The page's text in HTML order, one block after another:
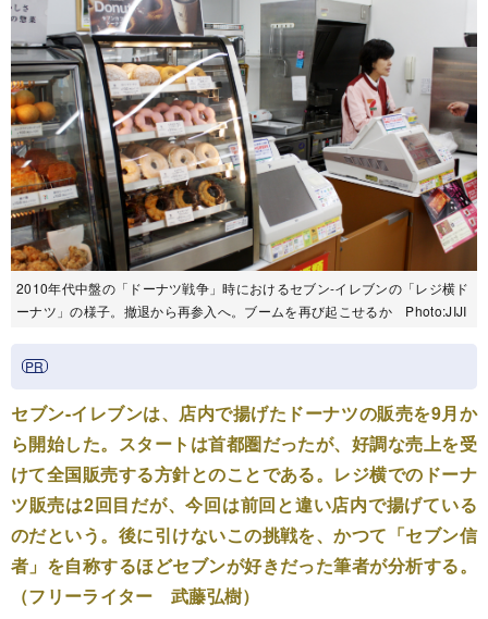
2010年代中盤の「ドーナツ戦争」時におけるセブン-イレブンの「レジ横ド
ーナツ」の様子。撤退から再参入へ。ブームを再び起こせるか Photo:JIJI
セブン-イレブンは、店内で揚げたドーナツの販売を9月か
ら開始した。スタートは首都圏だったが、好調な売上を受
けて全国販売する方針とのことである。レジ横でのドーナ
ツ販売は2回目だが、今回は前回と違い店内で揚げている
のだという。後に引けないこの挑戦を、かつて「セブン信
者」を自称するほどセブンが好きだった筆者が分析する。
（フリーライター 武藤弘樹）